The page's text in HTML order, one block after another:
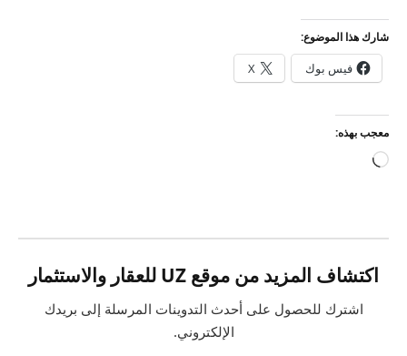
شارك هذا الموضوع:
فيس بوك X
معجب بهذه:
جاري
اكتشاف المزيد من موقع UZ للعقار والاستثمار
اشترك للحصول على أحدث التدوينات المرسلة إلى بريدك
الإلكتروني.